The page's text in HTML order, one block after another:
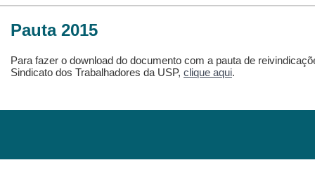
Pauta 2015
Para fazer o download do documento com a pauta de
Sindicato dos Trabalhadores da USP, clique aqui.